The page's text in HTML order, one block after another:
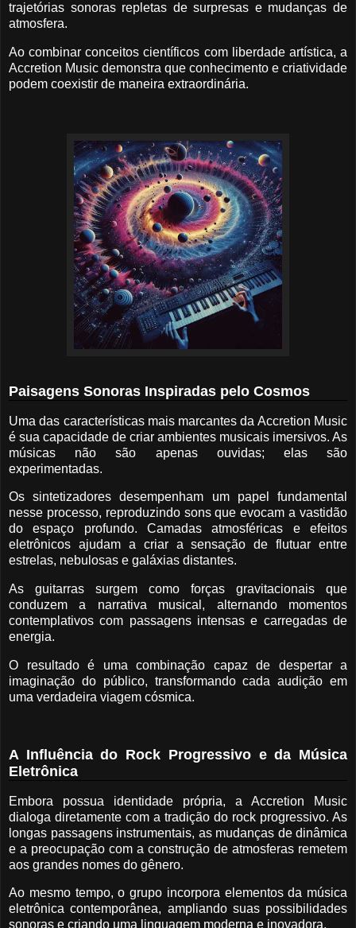
trajetórias sonoras repletas de surpresas e mudanças de
atmosfera.
Ao combinar conceitos científicos com liberdade artística, a
Accretion Music demonstra que conhecimento e criatividade
podem coexistir de maneira extraordinária.
Paisagens Sonoras Inspiradas pelo Cosmos
Uma das características mais marcantes da Accretion Music
é sua capacidade de criar ambientes musicais imersivos. As
músicas não são apenas ouvidas; elas são
experimentadas.
Os sintetizadores desempenham um papel fundamental
nesse processo, reproduzindo sons que evocam a vastidão
do espaço profundo. Camadas atmosféricas e efeitos
eletrônicos ajudam a criar a sensação de flutuar entre
estrelas, nebulosas e galáxias distantes.
As guitarras surgem como forças gravitacionais que
conduzem a narrativa musical, alternando momentos
contemplativos com passagens intensas e carregadas de
energia.
O resultado é uma combinação capaz de despertar a
imaginação do público, transformando cada audição em
uma verdadeira viagem cósmica.
A Influência do Rock Progressivo e da Música
Eletrônica
Embora possua identidade própria, a Accretion Music
dialoga diretamente com a tradição do rock progressivo. As
longas passagens instrumentais, as mudanças de dinâmica
e a preocupação com a construção de atmosferas remetem
aos grandes nomes do gênero.
Ao mesmo tempo, o grupo incorpora elementos da música
eletrônica contemporânea, ampliando suas possibilidades
sonoras e criando uma linguagem moderna e inovadora.